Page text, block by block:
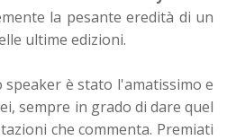
la pesante eredità di un
ultime edizioni.
speaker è stato l'amatissimo e
sempre in grado di dare quel
che commenta. Premiati